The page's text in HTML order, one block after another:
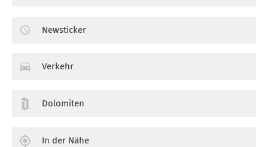
Newsticker
Verkehr
Dolomiten
In der Nähe